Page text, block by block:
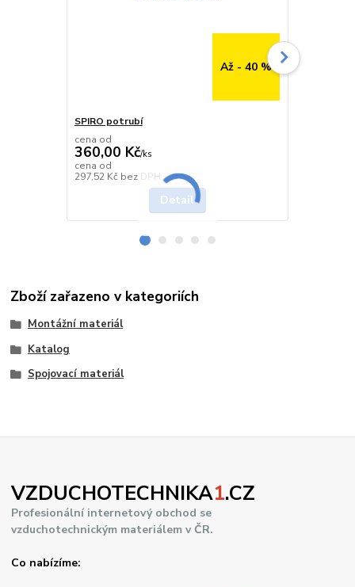
Až - 40 %
SPIRO potrubí
cena od
360,00 Kč/ks
cena od
297,52 Kč bez DPH
Detail
Zboží zařazeno v kategoriích
Montážní materiál
Katalog
Spojovací materiál
VZDUCHOTECHNIKA1.CZ
Profesionální internetový obchod se
vzduchotechnickým materiálem v ČR.
Co nabízíme: